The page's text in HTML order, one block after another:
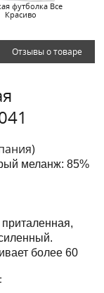
футболка Все
Красиво
Отзывы о товаре
меланж: 85%
приталенная,
более 60